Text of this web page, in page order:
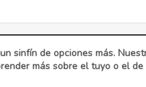
sinfín de opciones más.
más sobre el tuyo o el